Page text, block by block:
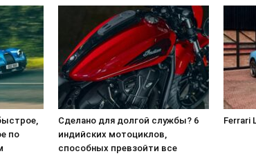
по
Сделано для долгой службы? 6
индийских мотоциклов,
способных превзойти все
Ferrari